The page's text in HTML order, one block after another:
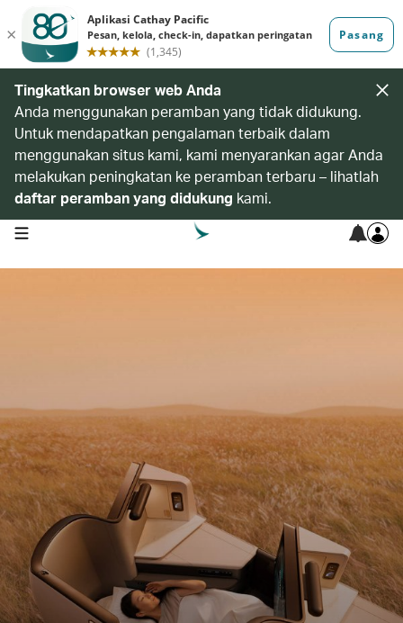
Tingkatkan browser web Anda
Anda menggunakan peramban yang tidak didukung.
Untuk mendapatkan pengalaman terbaik dalam
menggunakan situs kami, kami menyarankan agar Anda
melakukan peningkatan ke peramban terbaru – lihatlah
daftar peramban yang didukung kami.
open navigation menu